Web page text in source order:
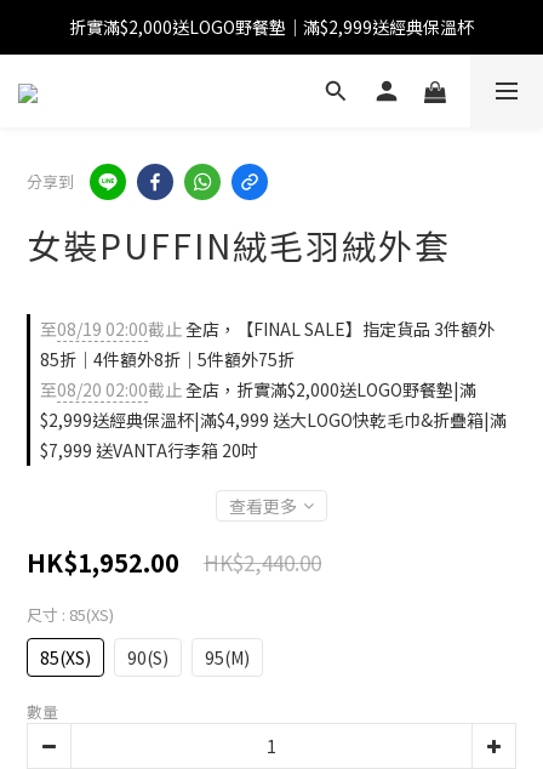
【FINAL SALE】指定商品低至38折
折實滿$2,000送LOGO野餐墊｜滿$2,999送經典保溫杯
【FINAL SALE】全單免運費
分享到
女裝PUFFIN絨毛羽絨外套
至08/19 02:00截止全店，【FINAL SALE】指定貨品 3件額外
85折｜4件額外8折｜5件額外75折
至08/20 02:00截止全店，折實滿$2,000送LOGO野餐墊|滿
$2,999送經典保溫杯|滿$4,999 送大LOGO快乾毛巾&折疊箱|滿
$7,999 送VANTA行李箱 20吋
查看更多
HK$1,952.00 HK$2,440.00
尺寸 : 85(XS)
85(XS) 90(S) 95(M)
數量